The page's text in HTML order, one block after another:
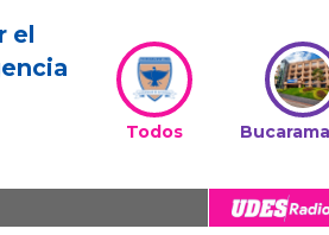
el
Todos